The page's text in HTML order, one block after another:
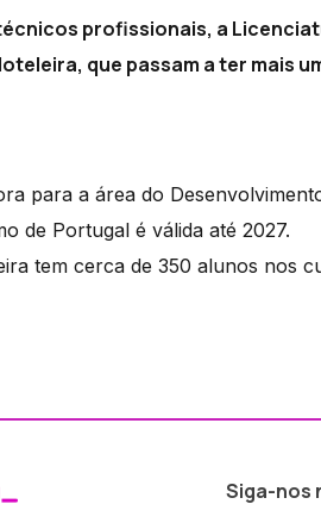
profissionais, a
que passam a ter mais
para a área do
de Portugal é válida até 2027.
tem cerca de 350 alunos nos
Siga-nos